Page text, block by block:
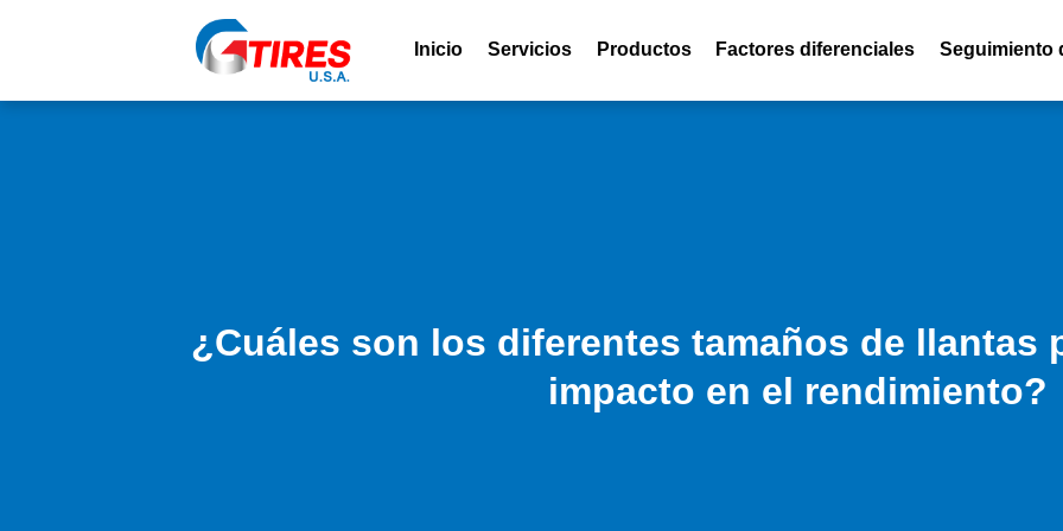
Inicio Servicios Productos Factores diferenciales Seguimiento
¿Cuáles son los diferentes tamaños de llantas
impacto en el rendimiento?